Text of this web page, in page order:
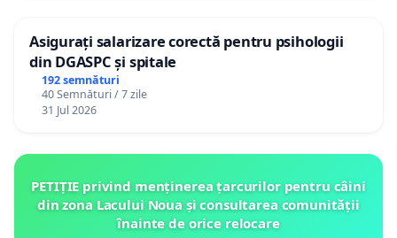
Asigurați salarizare corectă pentru psihologii
din DGASPC și spitale
192 semnături
40 Semnături / 7 zile
31 Jul 2026
PETIȚIE privind menținerea țarcurilor pentru câini
din zona Lacului Noua și consultarea comunității
înainte de orice relocare